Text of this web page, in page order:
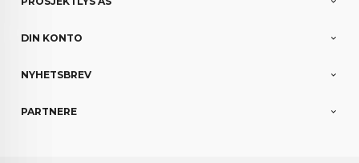
DIN KONTO
NYHETSBREV
PARTNERE